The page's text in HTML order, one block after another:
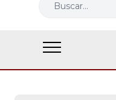
Buscar...